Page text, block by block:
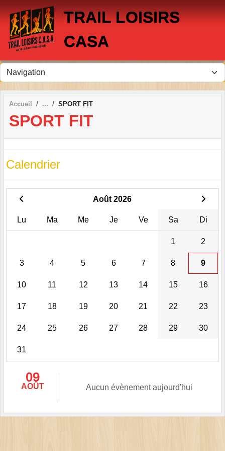
TRAIL LOISIRS
CASA
Accueil SPORT FIT
SPORT FIT
Calendrier
Août 2026
Lu Ma Me Je Ve Sa Di
1 2
3 4 5 6 7 8 9
10 11 12 13 14 15 16
17 18 19 20 21 22 23
24 25 26 27 28 29 30
31
09
AOÛT Aucun évènement aujourd'hui
Panneau de gestion des cookies